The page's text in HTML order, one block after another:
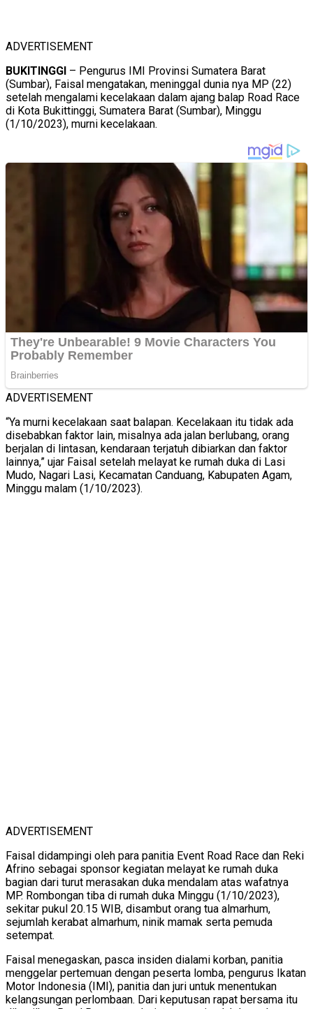
ADVERTISEMENT
BUKITINGGI – Pengurus IMI Provinsi Sumatera Barat
(Sumbar), Faisal mengatakan, meninggal dunia nya MP (22)
setelah mengalami kecelakaan dalam ajang balap Road Race
di Kota Bukittinggi, Sumatera Barat (Sumbar), Minggu
(1/10/2023), murni kecelakaan.
ADVERTISEMENT
“Ya murni kecelakaan saat balapan. Kecelakaan itu tidak ada
disebabkan faktor lain, misalnya ada jalan berlubang, orang
berjalan di lintasan, kendaraan terjatuh dibiarkan dan faktor
lainnya,” ujar Faisal setelah melayat ke rumah duka di Lasi
Mudo, Nagari Lasi, Kecamatan Canduang, Kabupaten Agam,
Minggu malam (1/10/2023).
ADVERTISEMENT
Faisal didampingi oleh para panitia Event Road Race dan Reki
Afrino sebagai sponsor kegiatan melayat ke rumah duka
bagian dari turut merasakan duka mendalam atas wafatnya
MP. Rombongan tiba di rumah duka Minggu (1/10/2023),
sekitar pukul 20.15 WIB, disambut orang tua almarhum,
sejumlah kerabat almarhum, ninik mamak serta pemuda
setempat.
Faisal menegaskan, pasca insiden dialami korban, panitia
menggelar pertemuan dengan peserta lomba, pengurus Ikatan
Motor Indonesia (IMI), panitia dan juri untuk menentukan
kelangsungan perlombaan. Dari keputusan rapat bersama itu